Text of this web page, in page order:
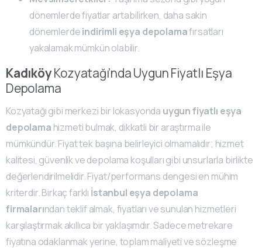
dönemlerde fiyatlar artabilirken, daha sakin
dönemlerdeindirimli eşya depolamafırsatları
yakalamak mümkün olabilir.
KadıköyKozyatağı’nda Uygun Fiyatlı Eşya
Depolama
Kozyatağı gibi merkezi bir lokasyonda uygun fiyatlı eşya
depolama hizmeti bulmak, dikkatli bir araştırma ile
mümkündür. Fiyat tek başına belirleyici olmamalıdır; hizmet
kalitesi, güvenlik ve depolama koşulları gibi unsurlarla birlikte
değerlendirilmelidir. Fiyat/performans dengesi en mühim
kriterdir. Birkaç farklı İstanbul eşya depolama
firmalarından teklif almak, fiyatları ve sunulan hizmetleri
karşılaştırmak akıllıca bir yaklaşımdır. Sadece metrekare
fiyatına odaklanmak yerine, toplam maliyeti ve sözleşme